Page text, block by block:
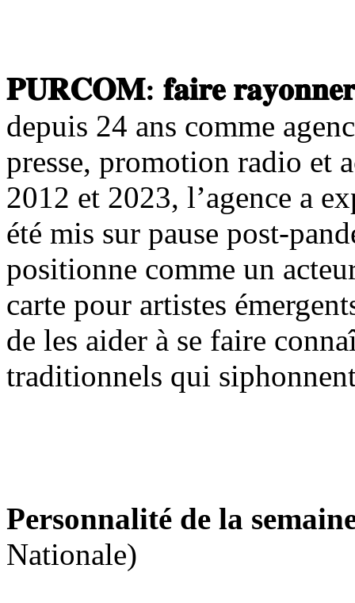
𝐏𝐔𝐑𝐂𝐎𝐌: 𝐟𝐚𝐢𝐫𝐞 𝐫𝐚𝐲𝐨𝐧𝐧𝐞𝐫,
depuis 24 ans comme
presse, promotion radio et
2012 et 2023, l’agence a
été mis sur pause post-
positionne comme un
carte pour artistes
de les aider à se faire
traditionnels qui
Personnalité de la
Nationale)